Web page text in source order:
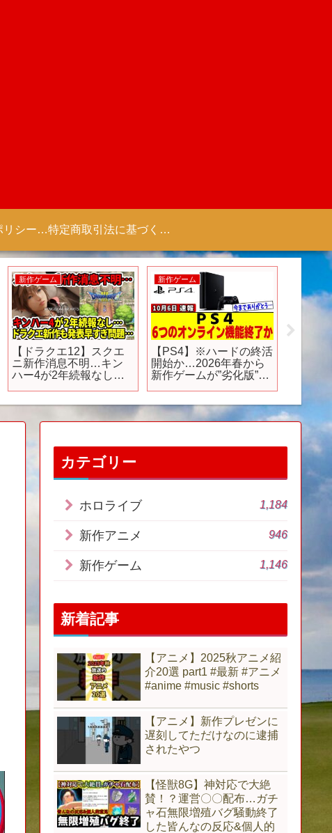
プライバシーポリシー 【Colorful Creation】 特定商取引法に基づく表記（商取引に関する開示）
新作ゲーム
【ドラクエ12】スクエ
ニ新作消息不明…キン
ハー4が2年続報なし…
新作ゲーム
【PS4】※ハードの終活
開始か…2026年春から
新作ゲームが”劣化版”に
の反応/速報/ニュース/ゲ
ーム/PS5/ソニー/SIE】
ん』本
カテゴリー
ホロライブ 1,184
新作アニメ 946
新作ゲーム 1,146
新着記事
【アニメ】2025秋アニメ紹
介20選 part1 #最新 #アニメ
#anime #music #shorts
【アニメ】新作プレゼンに
遅刻してただけなのに逮捕
されたやつ
【怪獣8G】神対応で大絶
賛！？運営〇〇配布…ガチ
ャ石無限増殖バグ騒動終了
した皆んなの反応&個人的